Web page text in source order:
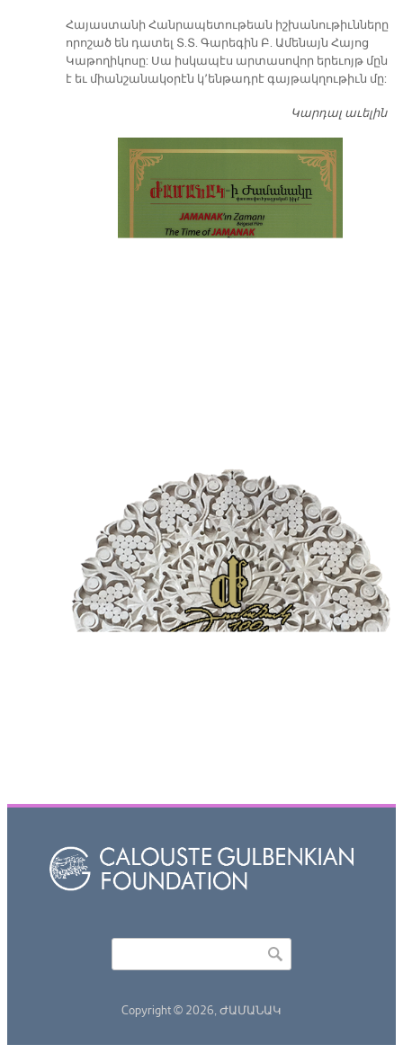
​Հայաստանի Հանրապետութեան իշխանութիւնները
որոշած են դատել Տ.Տ. Գարեգին Բ. Ամենայն Հայոց
Կաթողիկոսը: Սա իսկապէս արտասովոր երեւոյթ մըն
է եւ միանշանակօրէն կ՚ենթադրէ գայթակղութիւն մը:
Կարդալ աւելին
Copyright © 2026, ԺԱՄԱՆԱԿ